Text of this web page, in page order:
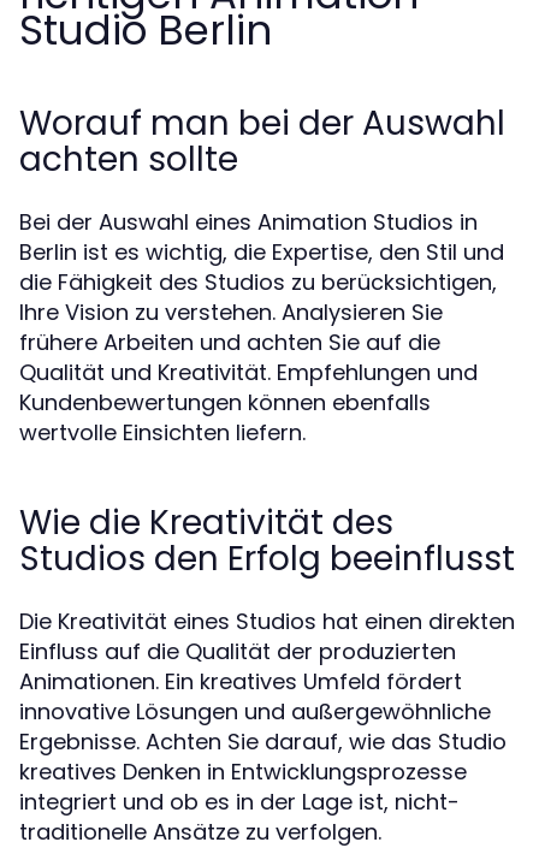
Studio Berlin
Worauf man bei der Auswahl
achten sollte
Bei der Auswahl eines Animation Studios in
Berlin ist es wichtig, die Expertise, den Stil und
die Fähigkeit des Studios zu berücksichtigen,
Ihre Vision zu verstehen. Analysieren Sie
frühere Arbeiten und achten Sie auf die
Qualität und Kreativität. Empfehlungen und
Kundenbewertungen können ebenfalls
wertvolle Einsichten liefern.
Wie die Kreativität des
Studios den Erfolg beeinflusst
Die Kreativität eines Studios hat einen direkten
Einfluss auf die Qualität der produzierten
Animationen. Ein kreatives Umfeld fördert
innovative Lösungen und außergewöhnliche
Ergebnisse. Achten Sie darauf, wie das Studio
kreatives Denken in Entwicklungsprozesse
integriert und ob es in der Lage ist, nicht-
traditionelle Ansätze zu verfolgen.